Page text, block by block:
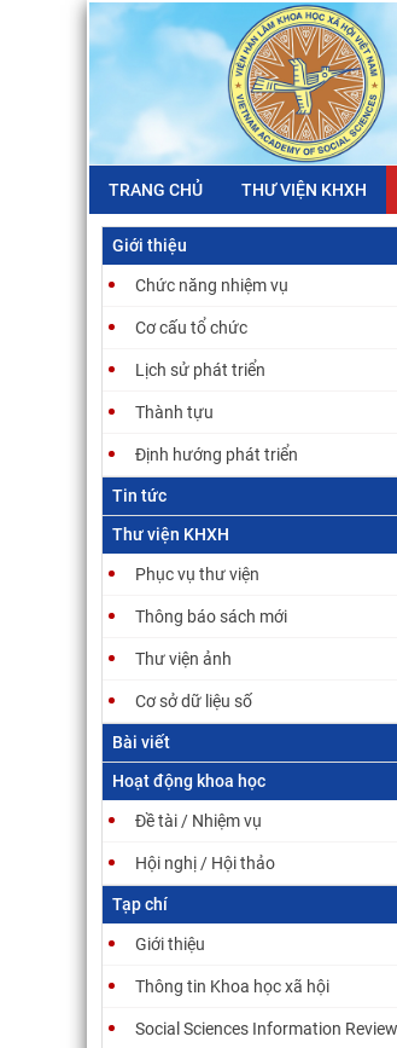
TRANG CHỦ THƯ VIỆN KHXH
Giới thiệu
Chức năng nhiệm vụ
Cơ cấu tổ chức
Lịch sử phát triển
Thành tựu
Định hướng phát triển
Tin tức
Thư viện KHXH
Phục vụ thư viện
Thông báo sách mới
Thư viện ảnh
Cơ sở dữ liệu số
Bài viết
Hoạt động khoa học
Đề tài / Nhiệm vụ
Hội nghị / Hội thảo
Tạp chí
Giới thiệu
Thông tin Khoa học xã hội
Social Sciences Information Review
Cổ Pháp (Hà Nội),
phòng Kĩ thuật ảnh
Orient (Hanoi),
et son laboratoire
Bayon (Angkor,
du 2e et du 3e étage Tượng
3 đền Bayon
(EFEO_CAM01617)